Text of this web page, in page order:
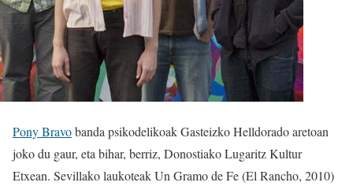
Pony Bravobanda psikodelikoak Gasteizko Helldorado aretoan
joko du gaur, eta bihar, berriz, Donostiako Lugaritz Kultur
Etxean. Sevillako laukoteak Un Gramo de Fe (El Rancho, 2010)